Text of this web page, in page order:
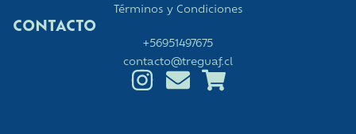
Términos y Condiciones
CONTACTO
+56951497675
contacto@treguaf.cl